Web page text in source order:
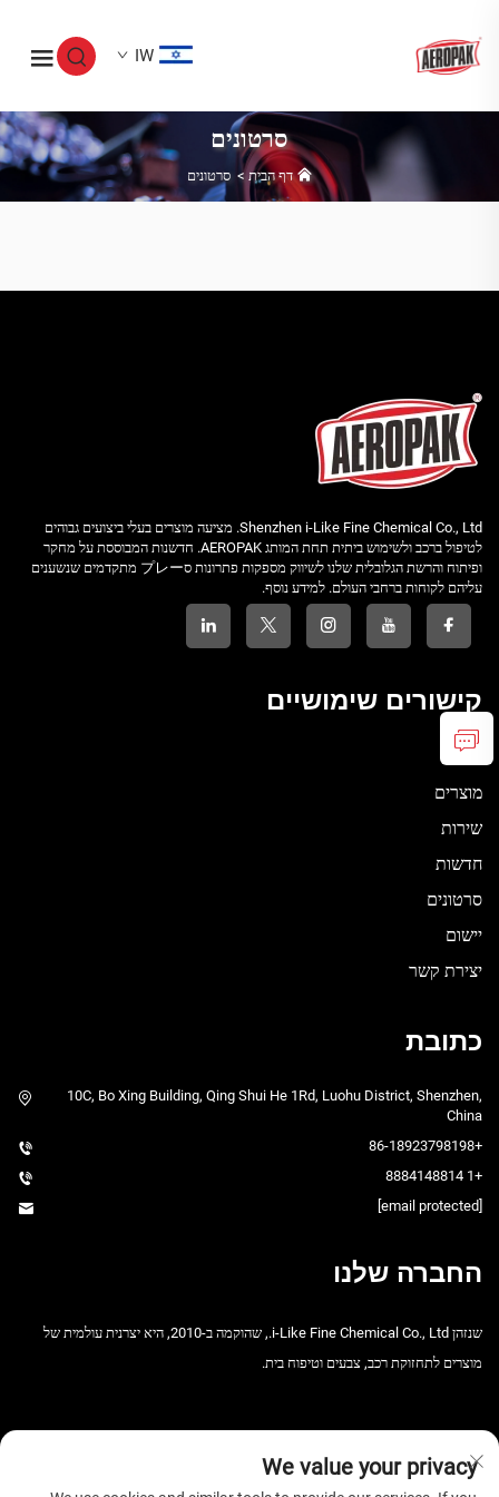
IW
סרטונים
דף הבית >סרטונים
Shenzhen i-Like Fine Chemical Co., Ltd. מציעה מוצרים בעלי ביצועים גבוהים
לטיפול ברכב ולשימוש ביתית תחת המותג AEROPAK. חדשנות המבוססת על מחקר
ופיתוח והרשת הגלובלית שלנו לשיווק מספקות פתרונות סプレー מתקדמים שנשענים
עליהם לקוחות ברחבי העולם. למידע נוסף.
קישורים שימושיים
עלינו
מוצרים
שירות
חדשות
סרטונים
יישום
יצירת קשר
כתובת
10C, Bo Xing Building, Qing Shui He 1Rd, Luohu District, Shenzhen,
China
+86-18923798198
+1 8884148814
החברה שלנו
שנזהן i-Like Fine Chemical Co., Ltd., שהוקמה ב-2010, היא יצרנית עולמית של
מוצרים לתחזוקת רכב, צבעים וטיפוח בית.
We value your privacy